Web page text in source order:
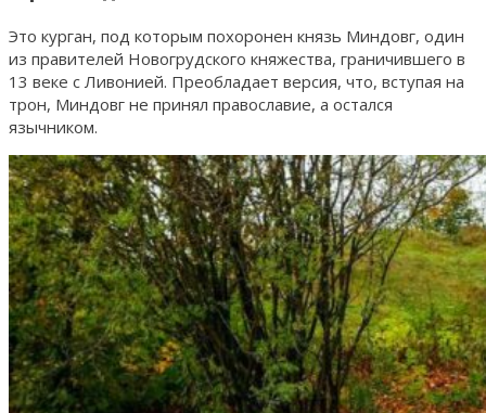
Это курган, под которым похоронен князь Миндовг, один
из правителей Новогрудского княжества, граничившего в
13 веке с Ливонией. Преобладает версия, что, вступая на
трон, Миндовг не принял православие, а остался
язычником.